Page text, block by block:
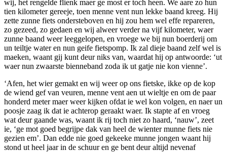
wij, het rengelde flienk maer ge most er toch heen. We aare zo hun
tien kilometer gereeje, toen menne vent nun lekke baand kreeg. Hij
zette zunne fiets ondersteboven en hij zou hem wel effe repareren,
zo gezeed, zo gedaen en wij alweer verder na vijf kilometer, waer
zunne baand weer leeggelopen, en vroege we bij nun boerderij om
un teiltje water en nun geife fietspomp. Ik zal dieje baand zelf wel is
maeken, waant gij kunt deur niks van, waardat hij op antwoorde: ‘ut
waer nun zwaarste bienneband zoda ik ut gatje nie kon vienne’.
‘Afen, het wier gemakt en wij weer op ons fietske, ikke op de kop
de wiend gef van veuren, menne vent aen ut wieltje en om de paar
honderd meter maer weer kijken ofdat ie wel kon volgen, en naer un
poosje zaag ik dat ie achterop geraakt waer. Ik stapte af en vroeg
wat deur gaande was, waant ik rij toch niet zo haard, ‘nauw’, zeet
ie, ‘ge mot goed begrijpe dak van heel de wienter munne fiets nie
gezien em’. Dan edde nie goed gekeeke munne jongen waant hij
stond ut heel jaar in de schuur en ge bent deur altijd nevenaf